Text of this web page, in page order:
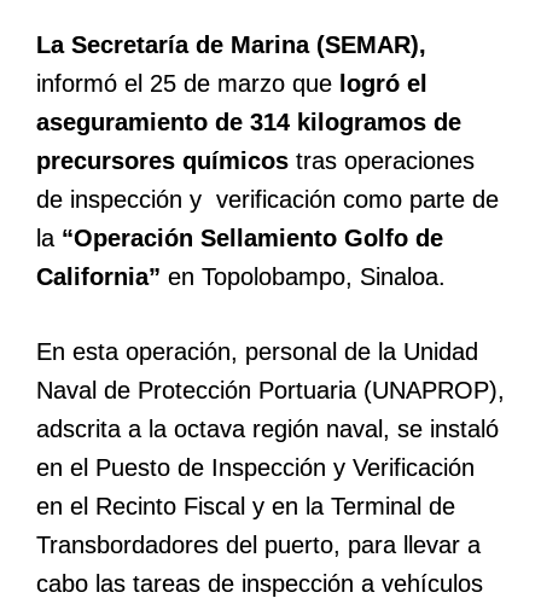
La Secretaría de Marina (SEMAR),
informó el 25 de marzo que logró el
aseguramiento de 314 kilogramos de
precursores químicos tras operaciones
de inspección y verificación como parte de
la “Operación Sellamiento Golfo de
California” en Topolobampo, Sinaloa.
En esta operación, personal de la Unidad
Naval de Protección Portuaria (UNAPROP),
adscrita a la octava región naval, se instaló
en el Puesto de Inspección y Verificación
en el Recinto Fiscal y en la Terminal de
Transbordadores del puerto, para llevar a
cabo las tareas de inspección a vehículos